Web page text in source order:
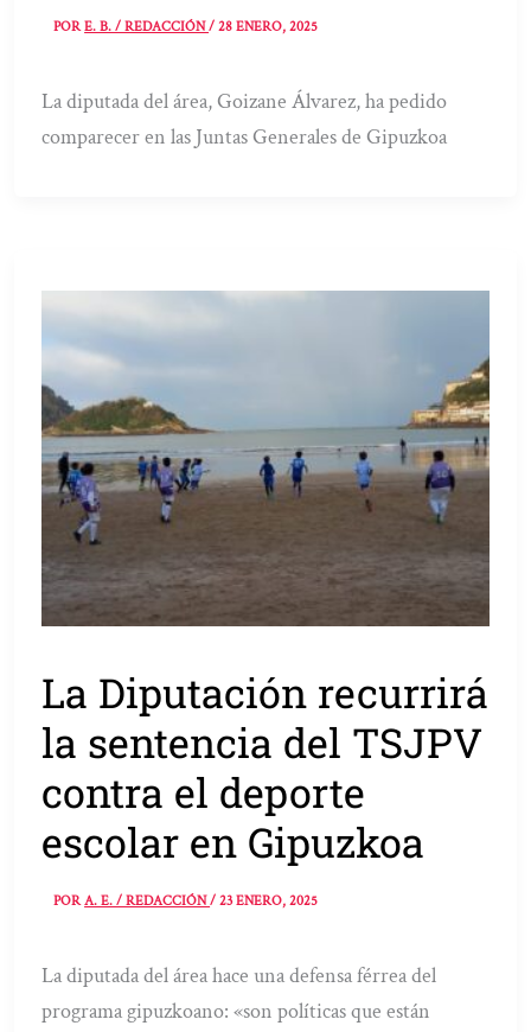
PORE. B. / REDACCIÓN/28 ENERO, 2025
La diputada del área, Goizane Álvarez, ha pedido
comparecer en las Juntas Generales de Gipuzkoa
La Diputación recurrirá
la sentencia del TSJPV
contra el deporte
escolar en Gipuzkoa
PORA. E. / REDACCIÓN/23 ENERO, 2025
La diputada del área hace una defensa férrea del
programa gipuzkoano: «son políticas que están